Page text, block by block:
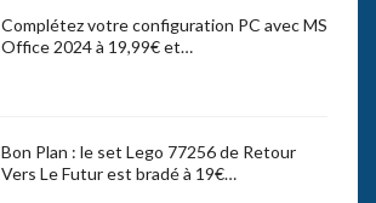
Complétez votre configuration PC avec MS
Office 2024 à 19,99€ et…
Bon Plan : le set Lego 77256 de Retour
Vers Le Futur est bradé à 19€…